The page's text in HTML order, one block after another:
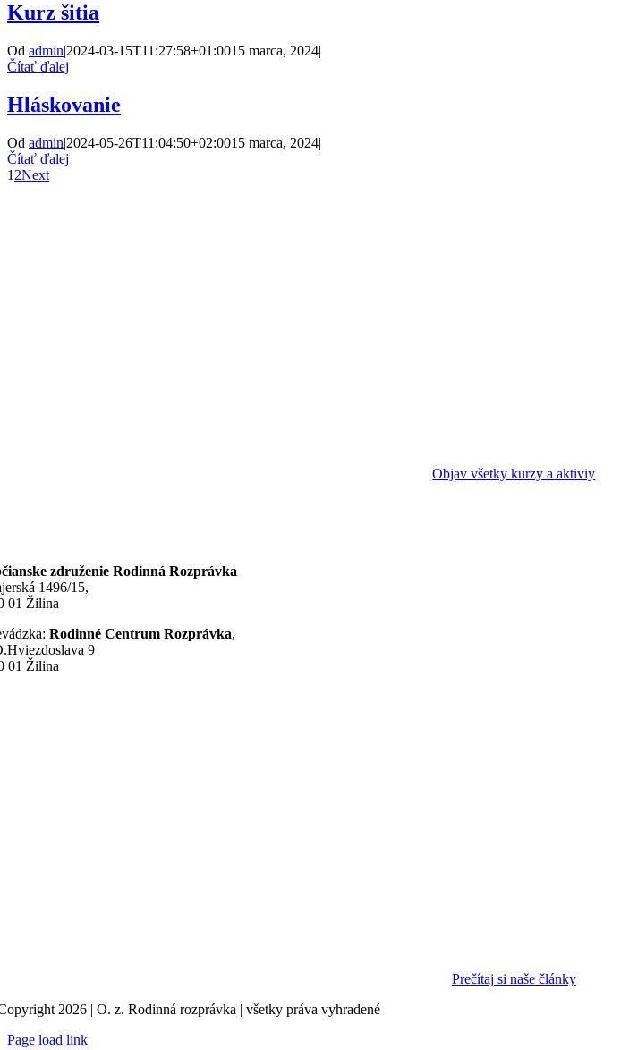
Kurz šitia
Od admin|2024-03-15T11:27:58+01:0015 marca, 2024|
Čítať ďalej
Hláskovanie
Od admin|2024-05-26T11:04:50+02:0015 marca, 2024|
Čítať ďalej
1 2Next
Objav všetky kurzy a aktiviy
združenie Rodinná Rozprávka
1496/15,
01 Žilina
Rodinné Centrum Rozprávka,
9
01 Žilina
Prečítaj si naše články
2026 | O. z. Rodinná rozprávka | všetky práva vyhradené
Page load link